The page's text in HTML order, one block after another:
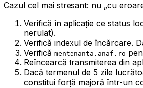
Cazul cel mai stresant: nu „cu
Verifică în aplicație ce status
nerulat).
Verifică indexul de încărcare.
Verifică mentenanta.anaf.ro
Reîncearcă transmiterea din
Dacă termenul de 5 zile
constitui forță majoră într-un